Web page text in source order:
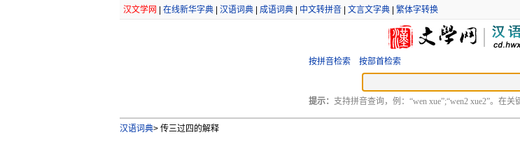
汉文学网 在线新华字典| 汉语词典| 成语词典| 中文转拼音| 文言文字典| 繁体字转换
按拼音检索 按部首检索
提示： 支持拼音查询，例：“wen xue”;“wen2 xue2”。在
汉语词典>传三过四的解释